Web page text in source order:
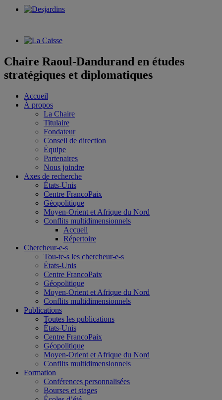
Chaire Raoul-Dandurand en études
stratégiques et diplomatiques
Accueil
À propos
La Chaire
Titulaire
Fondateur
Conseil de direction
Équipe
Partenaires
Nous joindre
Axes de recherche
États-Unis
Centre FrancoPaix
Géopolitique
Moyen-Orient et Afrique du Nord
Conflits multidimensionnels
Accueil
Répertoire
Chercheur-e-s
Tou-te-s les chercheur-e-s
États-Unis
Centre FrancoPaix
Géopolitique
Moyen-Orient et Afrique du Nord
Conflits multidimensionnels
Publications
Toutes les publications
États-Unis
Centre FrancoPaix
Géopolitique
Moyen-Orient et Afrique du Nord
Conflits multidimensionnels
Formation
Conférences personnalisées
Bourses et stages